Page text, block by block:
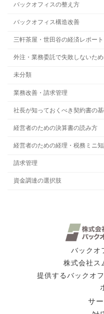
バックオフィスの整え方
バックオフィス構造改善
三軒茶屋・世田谷の経済レポート
外注・業務委託で失敗しないた
未分類
業務改善・請求管理
社長が知っておくべき契約書の
経営者のための決算書の読み方
経営者のための経理・税務ミニ
請求管理
資金調達の選択肢
バックオ
株式会社ス
提供するバックオ
サ